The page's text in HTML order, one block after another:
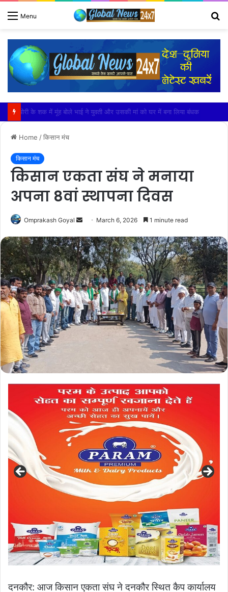
Menu
Home /किसान मंच
किसान मंच
किसान एकता संघ ने मनाया
अपना 8वां स्थापना दिवस
Omprakash Goyal
Send
email
March 6, 2026 1 minute read
दनकौर: आज किसान एकता संघ ने दनकौर स्थित कैप कार्यालय